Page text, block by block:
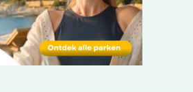
voor een cultureel uitstapje of een
jullie samen op het terras, met